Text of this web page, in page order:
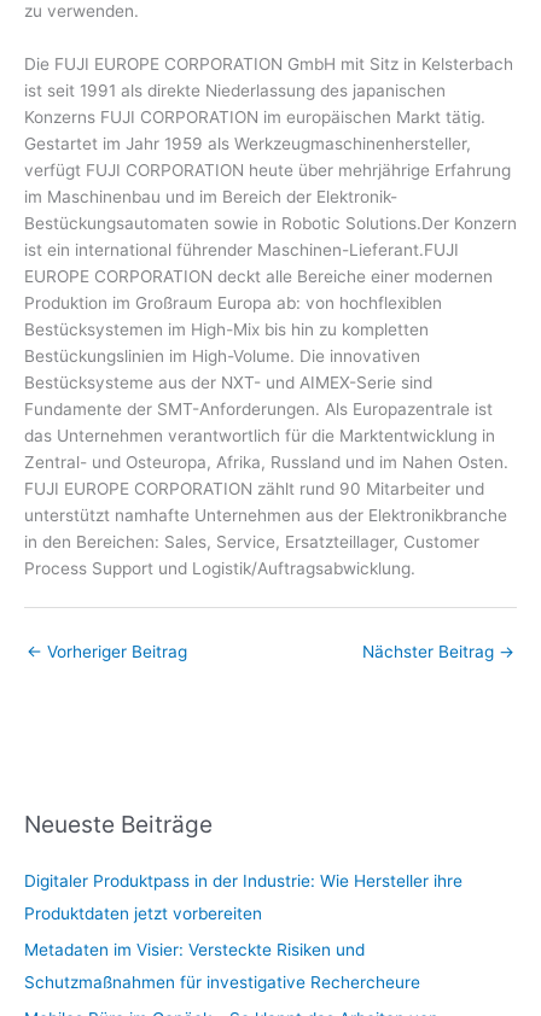
zu verwenden.
Die FUJI EUROPE CORPORATION GmbH mit Sitz in Kelsterbach
ist seit 1991 als direkte Niederlassung des japanischen
Konzerns FUJI CORPORATION im europäischen Markt tätig.
Gestartet im Jahr 1959 als Werkzeugmaschinenhersteller,
verfügt FUJI CORPORATION heute über mehrjährige Erfahrung
im Maschinenbau und im Bereich der Elektronik-
Bestückungsautomaten sowie in Robotic Solutions.Der Konzern
ist ein international führender Maschinen-Lieferant.FUJI
EUROPE CORPORATION deckt alle Bereiche einer modernen
Produktion im Großraum Europa ab: von hochflexiblen
Bestücksystemen im High-Mix bis hin zu kompletten
Bestückungslinien im High-Volume. Die innovativen
Bestücksysteme aus der NXT- und AIMEX-Serie sind
Fundamente der SMT-Anforderungen. Als Europazentrale ist
das Unternehmen verantwortlich für die Marktentwicklung in
Zentral- und Osteuropa, Afrika, Russland und im Nahen Osten.
FUJI EUROPE CORPORATION zählt rund 90 Mitarbeiter und
unterstützt namhafte Unternehmen aus der Elektronikbranche
in den Bereichen: Sales, Service, Ersatzteillager, Customer
Process Support und Logistik/Auftragsabwicklung.
← Vorheriger Beitrag Nächster Beitrag →
Neueste Beiträge
Digitaler Produktpass in der Industrie: Wie Hersteller ihre
Produktdaten jetzt vorbereiten
Metadaten im Visier: Versteckte Risiken und
Schutzmaßnahmen für investigative Rechercheure